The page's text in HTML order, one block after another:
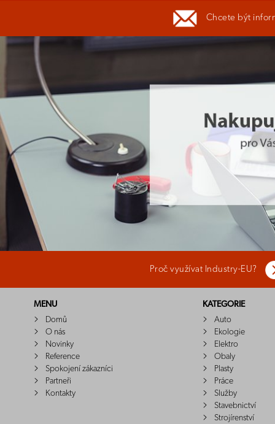
Chcete být
Proč využívat Industry-EU?
MENU
Domů
O nás
Novinky
Reference
Spokojení zákazníci
Partneři
Kontakty
KATEGORIE
Auto
Ekologie
Elektro
Obaly
Plasty
Práce
Služby
Stavebnictví
Strojírenství